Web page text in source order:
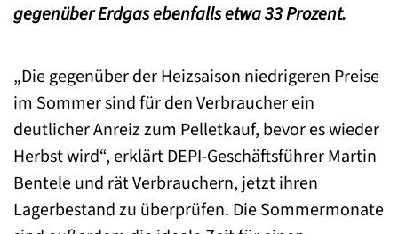
gegenüber Erdgas ebenfalls etwa 33 Prozent.
„Die gegenüber der Heizsaison niedrigeren Preise
im Sommer sind für den Verbraucher ein
deutlicher Anreiz zum Pelletkauf, bevor es wieder
Herbst wird“, erklärt DEPI-Geschäftsführer Martin
Bentele und rät Verbrauchern, jetzt ihren
Lagerbestand zu überprüfen. Die Sommermonate